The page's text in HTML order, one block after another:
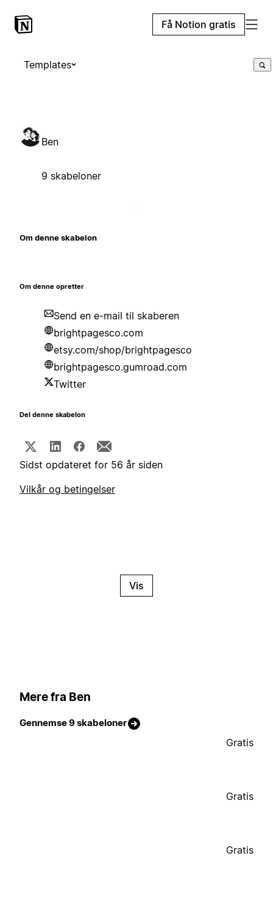
Få Notion gratis
Templates
Ben
9 skabeloner
Om denne skabelon
Om denne opretter
Send en e-mail til skaberen
brightpagesco.com
etsy.com/shop/brightpagesco
brightpagesco.gumroad.com
Twitter
Del denne skabelon
Sidst opdateret for 56 år siden
Vilkår og betingelser
Vis
Mere fra Ben
Gennemse 9 skabeloner
Gratis
Gratis
Gratis